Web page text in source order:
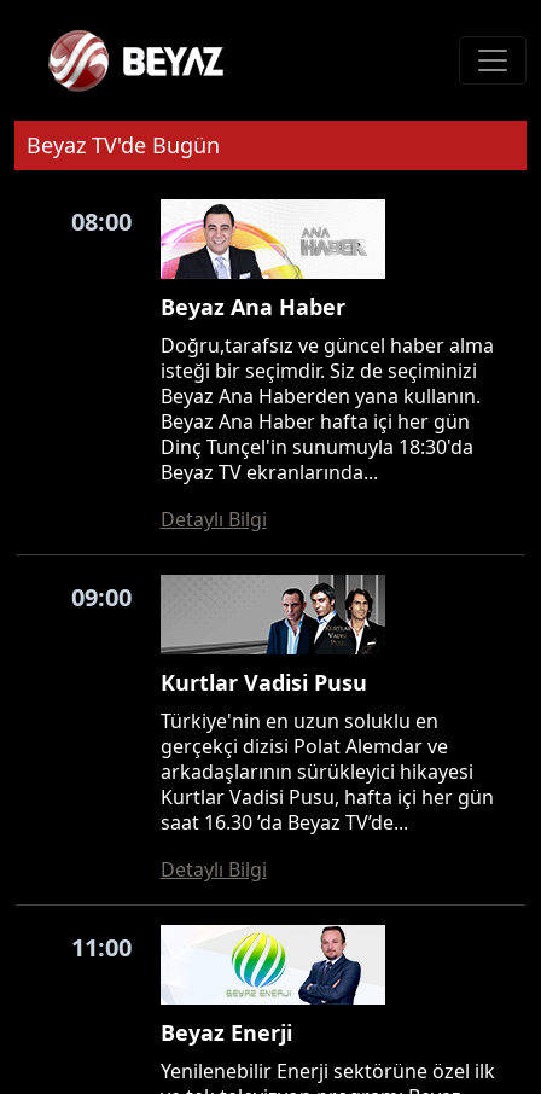
Beyaz TV'de Bugün
08:00
Beyaz Ana Haber
Doğru,tarafsız ve güncel haber alma
isteği bir seçimdir. Siz de seçiminizi
Beyaz Ana Haberden yana kullanın.
Beyaz Ana Haber hafta içi her gün
Dinç Tunçel'in sunumuyla 18:30'da
Beyaz TV ekranlarında...
Detaylı Bilgi
09:00
Kurtlar Vadisi Pusu
Türkiye'nin en uzun soluklu en
gerçekçi dizisi Polat Alemdar ve
arkadaşlarının sürükleyici hikayesi
Kurtlar Vadisi Pusu, hafta içi her gün
saat 16.30 ’da Beyaz TV’de...
Detaylı Bilgi
11:00
Beyaz Enerji
Yenilenebilir Enerji sektörüne özel ilk